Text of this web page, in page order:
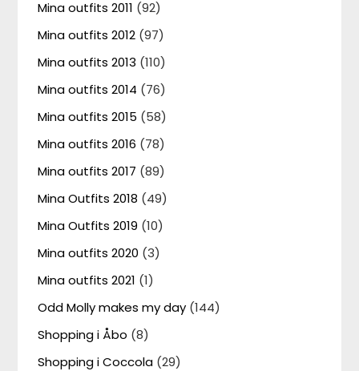
Mina outfits 2011 (92)
Mina outfits 2012 (97)
Mina outfits 2013 (110)
Mina outfits 2014 (76)
Mina outfits 2015 (58)
Mina outfits 2016 (78)
Mina outfits 2017 (89)
Mina Outfits 2018 (49)
Mina Outfits 2019 (10)
Mina outfits 2020 (3)
Mina outfits 2021 (1)
Odd Molly makes my day (144)
Shopping i Åbo (8)
Shopping i Coccola (29)